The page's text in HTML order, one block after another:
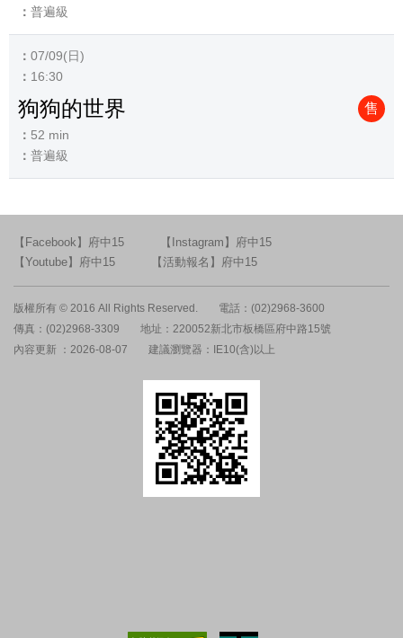
普遍級
07/09(日)
16:30
狗狗的世界 售
52 min
普遍級
【Facebook】府中15
【Instagram】府中15
【Youtube】府中15
【活動報名】府中15
版權所有 © 2016 All Rights Reserved.
電話：(02)2968-3600
傳真：(02)2968-3309
地址：220052新北市板橋區府中路15號
內容更新 ：2026-08-07
建議瀏覽器：IE10(含)以上